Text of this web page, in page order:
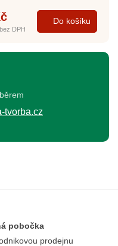
bez DPH
Do košíku
tvorba.cz
pobočka
prodejnu